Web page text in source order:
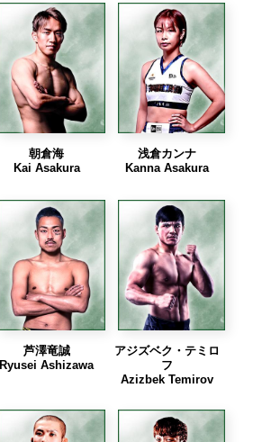
朝倉海
Kai Asakura
浅倉カンナ
Kanna Asakura
芦澤竜誠
Ryusei Ashizawa
アジズベク・テミロ
フ
Azizbek Temirov